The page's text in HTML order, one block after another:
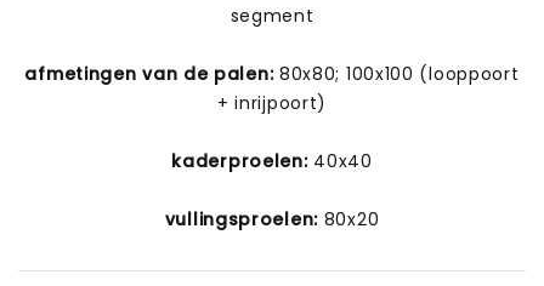
segment
afmetingen van de palen:80x80; 100x100 (looppoort
+ inrijpoort)
kaderproelen:40x40
vullingsproelen: 80x20